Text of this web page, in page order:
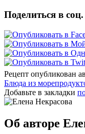
Поделиться в соц.
Рецепт опубликован
Блюда из
Добавьте в закладки
Об авторе